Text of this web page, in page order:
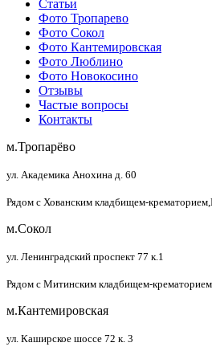
Статьи
Фото Тропарево
Фото Сокол
Фото Кантемировская
Фото Люблино
Фото Новокосино
Отзывы
Частые вопросы
Контакты
м.Тропарёво
ул. Академика Анохина д. 60
Рядом с Хованским кладбищем-
м.Сокол
ул. Ленинградский проспект 77 к.1
Рядом с Митинским кладбищем-
м.Кантемировская
ул. Каширское шоссе 72 к. 3